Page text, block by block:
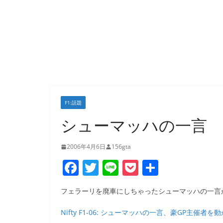
F1:話題
シューマッハの一言
2006年4月6日 156gta
F
a
c
e
T
w
itt
er
Li
n
e
P
ck
et
有
フェラーリを廃車にしちゃったシューマッハの一言
Nifty F1-06: シューマッハの一言、豪GP主催者を動